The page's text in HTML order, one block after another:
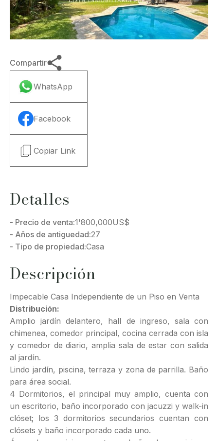
Compartir
WhatsApp
Facebook
Copiar Link
Detalles
- Precio de venta:1'800,000US$
- Años de antiguedad:27
- Tipo de propiedad:Casa
Descripción
Impecable Casa Independiente de un Piso en Venta
Distribución:
Amplio jardín delantero, hall de ingreso, sala con
chimenea, comedor principal, cocina cerrada con isla
y comedor de diario, amplia sala de estar con salida
al jardín.
Lindo jardín, piscina, terraza y zona de parrilla. Baño
para área social.
4 Dormitorios, el principal muy amplio, cuenta con
un escritorio, baño incorporado con jacuzzi y walk-in
clóset; los 3 dormitorios secundarios cuentan con
clósets y baño incorporado cada uno.